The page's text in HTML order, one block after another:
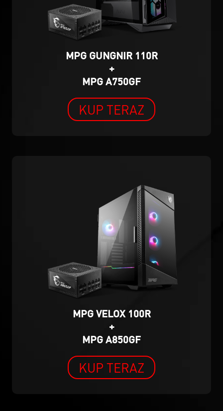
MPG GUNGNIR 110R
+
MPG A750GF
KUP TERAZ
MPG VELOX 100R
+
MPG A850GF
KUP TERAZ